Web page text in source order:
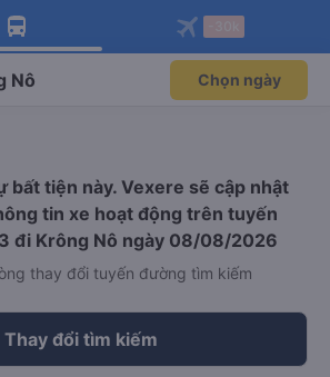
app Vexere ngay!
ưu đãi thành viên độc
Mở app
app Vexere
ghế khi đặt vé máy bay qua
Mở app
Nô Chọn ngày
bất tiện này. Vexere sẽ cập nhật
tin xe hoạt động trên tuyến
đi Krông Nô ngày 08/08/2026
thay đổi tuyến đường tìm kiếm
Thay đổi tìm kiếm